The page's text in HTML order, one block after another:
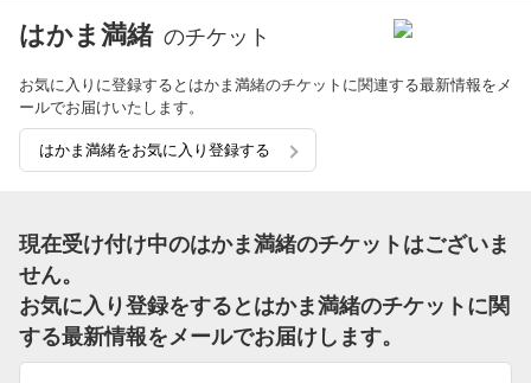
はかま満緒 のチケット
お気に入りに登録するとはかま満緒のチケットに関連する最新情報をメ
ールでお届けいたします。
はかま満緒をお気に入り登録する
現在受け付け中のはかま満緒のチケットはございま
せん。
お気に入り登録をするとはかま満緒のチケットに関
する最新情報をメールでお届けします。